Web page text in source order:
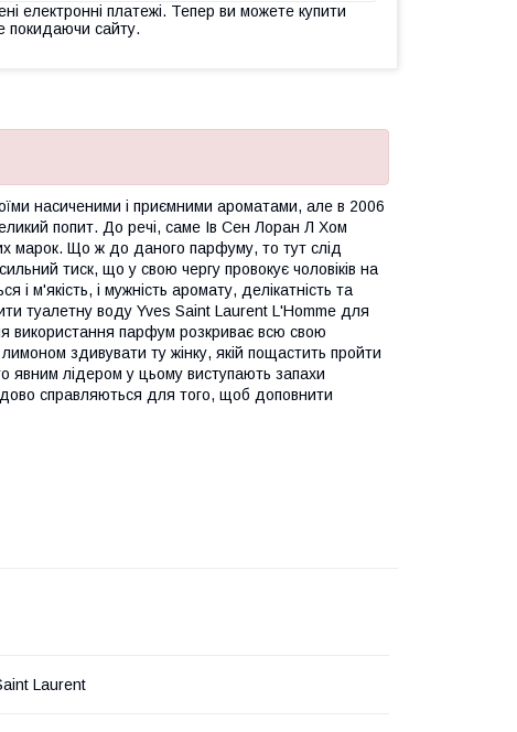
електронні платежі. Тепер ви можете купити
покидаючи сайту.
насиченими і приємними ароматами, але в 2006
попит. До речі, саме Ів Сен Лоран Л Хом
марок. Що ж до даного парфуму, то тут слід
тиск, що у свою чергу провокує чоловіків на
і м'якість, і мужність аромату, делікатність та
туалетну воду Yves Saint Laurent L'Homme для
використання парфум розкриває всю свою
здивувати ту жінку, якій пощастить пройти
явним лідером у цьому виступають запахи
справляються для того, щоб доповнити
Laurent